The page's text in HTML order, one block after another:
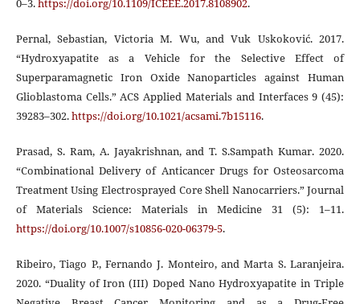
Pernal, Sebastian, Victoria M. Wu, and Vuk Uskoković. 2017.
“Hydroxyapatite as a Vehicle for the Selective Effect of
Superparamagnetic Iron Oxide Nanoparticles against Human
Glioblastoma Cells.” ACS Applied Materials and Interfaces 9 (45):
39283–302.https://doi.org/10.1021/acsami.7b15116.
Prasad, S. Ram, A. Jayakrishnan, and T. S.Sampath Kumar. 2020.
“Combinational Delivery of Anticancer Drugs for Osteosarcoma
Treatment Using Electrosprayed Core Shell Nanocarriers.” Journal
of Materials Science: Materials in Medicine 31 (5): 1–11.
https://doi.org/10.1007/s10856-020-06379-5.
Ribeiro, Tiago P., Fernando J. Monteiro, and Marta S. Laranjeira.
2020. “Duality of Iron (III) Doped Nano Hydroxyapatite in Triple